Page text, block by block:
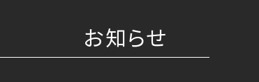
お知らせ